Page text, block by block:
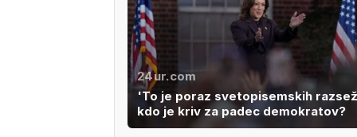
24ur.com
'To je poraz svetopisemskih
kdo je kriv za padec demokratov?